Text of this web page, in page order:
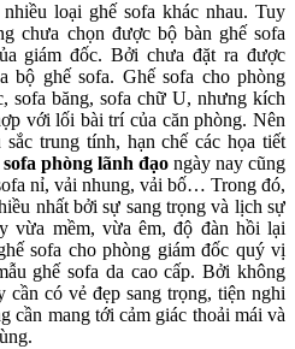
loại ghế sofa khác nhau. Tuy
chưa chọn được bộ bàn ghế sofa
giám đốc. Bởi chưa đặt ra được
bộ ghế sofa. Ghế sofa cho phòng
sofa băng, sofa chữ U, nhưng kích
với lối bài trí của căn phòng. Nên
trung tính, hạn chế các họa tiết
sofa phòng lãnh đạo ngày nay cũng
nỉ, vải nhung, vải bố… Trong đó,
nhất bởi sự sang trọng và lịch sự
vừa mềm, vừa êm, độ đàn hồi lại
sofa cho phòng giám đốc quý vị
ghế sofa da cao cấp. Bởi không
cần có vẻ đẹp sang trọng, tiện nghi
cần mang tới cảm giác thoải mái và